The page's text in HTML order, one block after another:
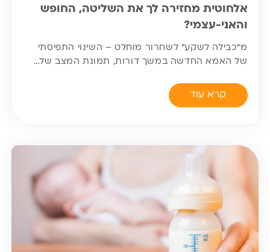
אלחוטית מחזירה לך את השליטה, החופש
והאני-עצמי?
מ”כבילה לשקע” לשחרור מוחלט – השינוי התפיסתי
של האמא החדשה במשך דורות, תמונת המצב של…
קרא עוד